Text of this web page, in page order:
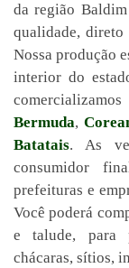
da região
qualidade,
Nossa produção
interior do
Bermuda,
Batatais. As
consumidor
prefeituras e
Você poderá
e talude, para
chácaras, sítios,